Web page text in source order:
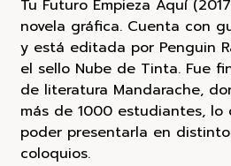
Tu Futuro Empieza Aquí
novela gráfica. Cuenta con
y está editada por Penguin
el sello Nube de Tinta. Fue
de literatura Mandarache,
más de 1000 estudiantes, lo
poder presentarla en
coloquios.